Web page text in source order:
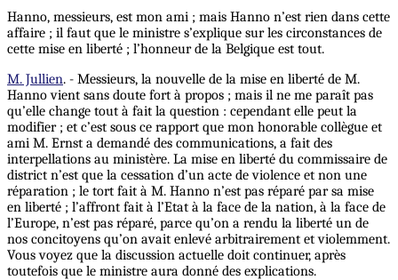
Hanno, messieurs, est mon ami ; mais Hanno n’est rien dans cette
affaire ; il faut que le ministre s’explique sur les circonstances de
cette mise en liberté ; l’honneur de la Belgique est tout.
M. Jullien. - Messieurs, la nouvelle de la mise en liberté de M.
Hanno vient sans doute fort à propos ; mais il ne me paraît pas
qu’elle change tout à fait la question : cependant elle peut la
modifier ; et c’est sous ce rapport que mon honorable collègue et
ami M. Ernst a demandé des communications, a fait des
interpellations au ministère. La mise en liberté du commissaire de
district n’est que la cessation d’un acte de violence et non une
réparation ; le tort fait à M. Hanno n’est pas réparé par sa mise
en liberté ; l’affront fait à l’Etat à la face de la nation, à la face de
l’Europe, n’est pas réparé, parce qu’on a rendu la liberté un de
nos concitoyens qu’on avait enlevé arbitrairement et violemment.
Vous voyez que la discussion actuelle doit continuer, après
toutefois que le ministre aura donné des explications.